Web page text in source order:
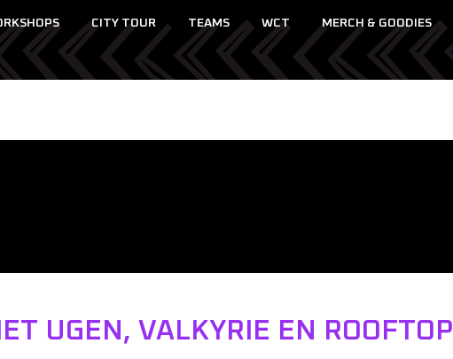
CITY TOUR TEAMS WCT MERCH & GOODIES
UGEN, VALKYRIE EN ROOFTOP